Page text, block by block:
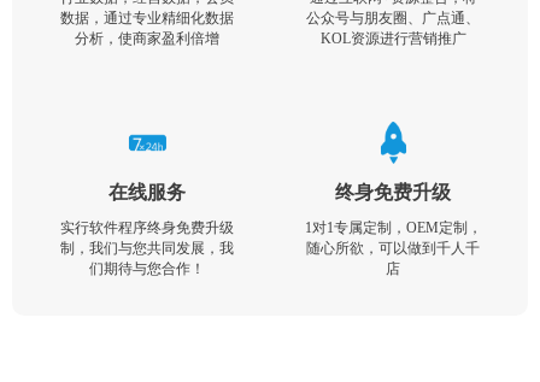
数据，通过专业精细化数据
分析，使商家盈利倍增
公众号与朋友圈、广点通、
KOL资源进行营销推广
在线服务
实行软件程序终身免费升级
制，我们与您共同发展，我
们期待与您合作！
终身免费升级
1对1专属定制，OEM定制，
随心所欲，可以做到千人千
店